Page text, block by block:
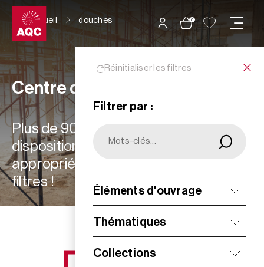
Panneau de gestion des cookies
0
Accueil douches
Réinitialiser les filtres
Filtrer par :
Éléments d'ouvrage
Thématiques
Collections
Centre de ressources
Plus de 900 ressources à votre
disposition : choisissez les plus
appropriées à vos besoins grâce aux
filtres !